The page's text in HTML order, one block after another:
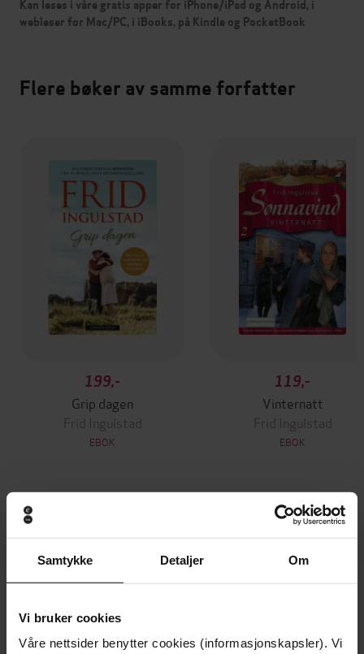
Samtykke Detaljer Om
Vi bruker cookies
Våre nettsider benytter cookies (informasjonskapsler). Vi
Kan leses i våre gratis apper for iPhone/iPad og Android, i
webleser for Mac/PC, i iBooks, på Kindle og PocketBook
Flere bøker av samme forfatter
199,-
Grip dagen
Frid Ingulstad
EBOK
119,-
Vinternatt
Frid Ingulstad
EBOK
Andre har også kjøpt